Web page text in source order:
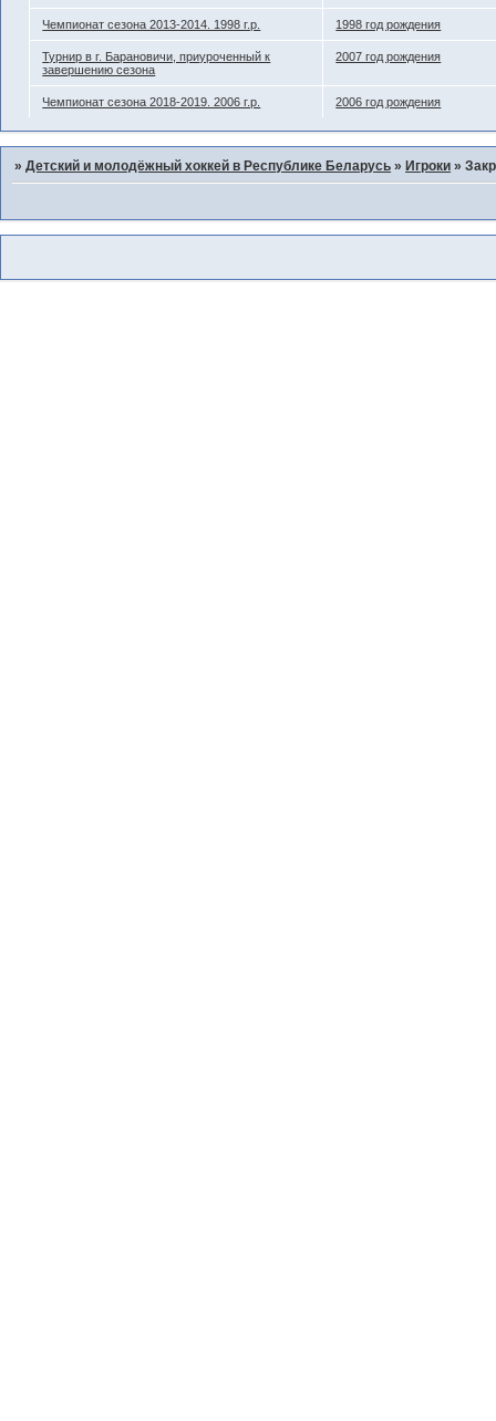
Чемпионат сезона 2013-2014. 1998 г.р. 1998 год рождения
Турнир в г. Барановичи, приуроченный к
завершению сезона
2007 год рождения
Чемпионат сезона 2018-2019. 2006 г.р. 2006 год рождения
»Детский и молодёжный хоккей в Республике Беларусь »Игроки »